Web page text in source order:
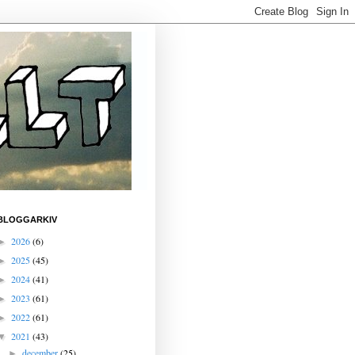
2026(6)
2025(45)
2024(41)
2023 (61)
2022(61)
2021 (43)